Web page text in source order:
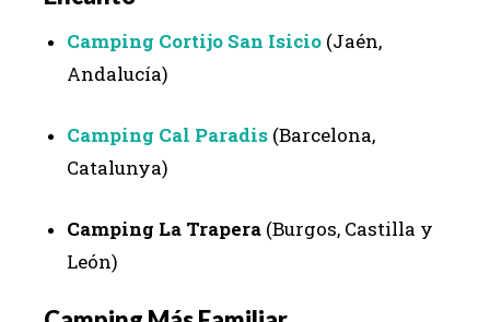
Camping Cortijo San Isicio (Jaén,
Andalucía)
Camping Cal Paradis (Barcelona,
Catalunya)
Camping La Trapera (Burgos, Castilla y
León)